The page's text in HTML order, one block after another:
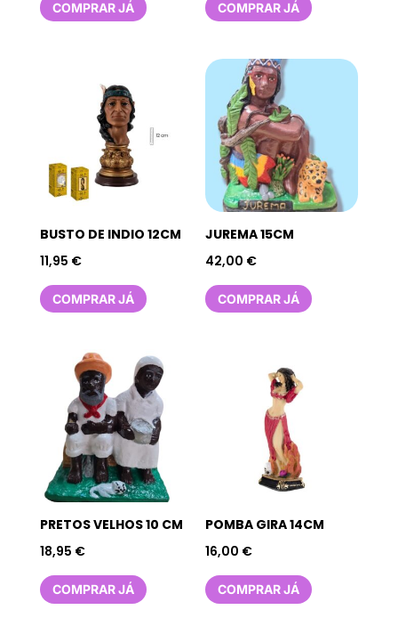
COMPRAR JÁ COMPRAR JÁ
BUSTO DE INDIO 12CM
11,95 €
COMPRAR JÁ
JUREMA 15CM
42,00 €
COMPRAR JÁ
PRETOS VELHOS 10 CM
18,95 €
COMPRAR JÁ
POMBA GIRA 14CM
16,00 €
COMPRAR JÁ